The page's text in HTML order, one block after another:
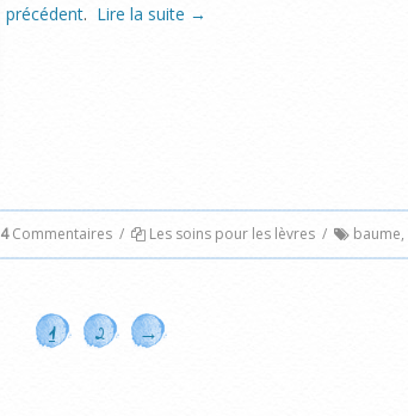
précédent. Lire la suite →
4Commentaires / Les soins pour les lèvres / baume,
1 2 →